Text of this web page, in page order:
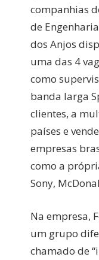
companhias
de
dos Anjos
uma das 4
como
banda larga
clientes, a
países e
empresas
como a
Sony,
Na empresa,
um grupo
chamado de